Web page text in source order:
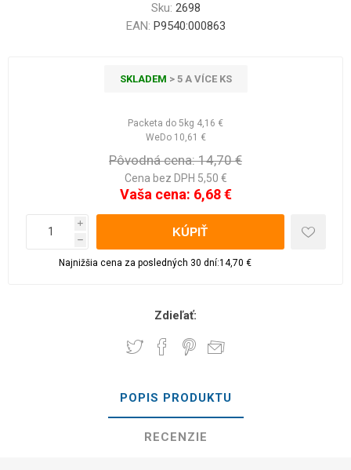
Sku: 2698
EAN: P9540:000863
SKLADEM > 5 A VÍCE KS
Packeta do 5kg 4,16 €
WeDo 10,61 €
Pôvodná cena: 14,70 €
Cena bez DPH 5,50 €
Vaša cena: 6,68 €
i
h
Najnižšia cena za posledných 30 dní:14,70 €
Zdieľať:
POPIS PRODUKTU
RECENZIE